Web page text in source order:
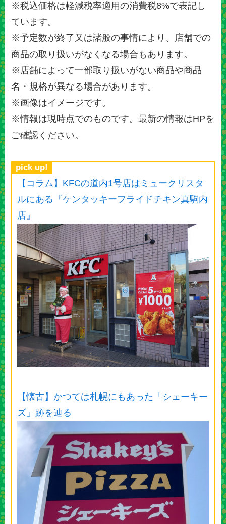
※税込価格は軽減税率適用の消費税8%で表記し
ています。
※予定数が終了又は諸般の事情により、店舗での
商品の取り扱いがなくなる場合もあります。
※店舗によって一部取り扱いがない商品や商品
名・規格が異なる場合があります。
※画像はイメージです。
※情報は現時点でのものです。最新の情報はHPを
ご確認ください。
pick up!
【コラム】KFCの道内1号店はミュークリスタ
ルにある『ケンタッキーフライドチキン真駒内
店』
【懐古】かつては札幌にもあった「シェーキー
ズ」跡を辿る